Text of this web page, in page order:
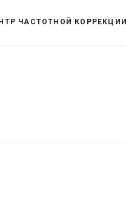
ЧАСТОТНОЙ КОРРЕКЦИИ